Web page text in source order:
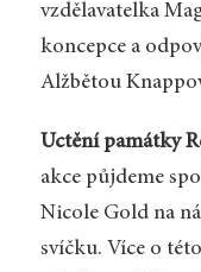
vzdělavatelka
koncepce a
Alžbětou
Uctění památky
akce půjdeme
Nicole Gold na
svíčku. Více o